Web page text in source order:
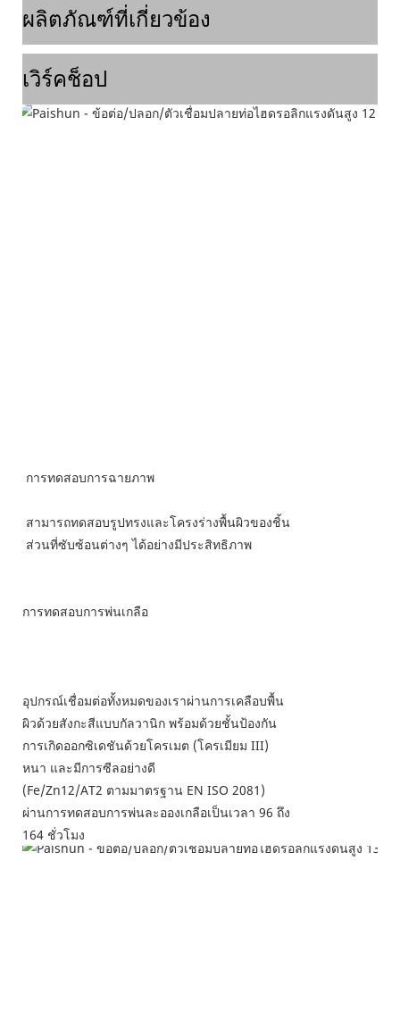
ผลิตภัณฑ์ที่เกี่ยวข้อง
เวิร์คช็อป
การทดสอบการฉายภาพ
สามารถทดสอบรูปทรงและโครงร่างพื้นผิวของชิ้น
ส่วนที่ซับซ้อนต่างๆ ได้อย่างมีประสิทธิภาพ
การทดสอบการพ่นเกลือ
อุปกรณ์เชื่อมต่อทั้งหมดของเราผ่านการเคลือบพื้น
ผิวด้วยสังกะสีแบบกัลวานิก พร้อมด้วยชั้นป้องกัน
การเกิดออกซิเดชันด้วยโครเมต (โครเมียม III)
หนา และมีการซีลอย่างดี
(Fe/Zn12/AT2 ตามมาตรฐาน EN ISO 2081)
ผ่านการทดสอบการพ่นละอองเกลือเป็นเวลา 96 ถึง
164 ชั่วโมง